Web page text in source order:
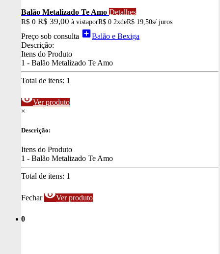
Balão Metalizado Te Amo Detalhes
R$ 0 R$ 39,00 à vistaporR$ 0 2xdeR$ 19,50s/ juros
Preço sob consulta add_boxBalão e Bexiga
Descrição:
Itens do Produto
1 - Balão Metalizado Te Amo
Total de itens: 1
visibilityVer produto
×
Descrição:
Itens do Produto
1 - Balão Metalizado Te Amo
Total de itens: 1
Fechar visibilityVer produto
0